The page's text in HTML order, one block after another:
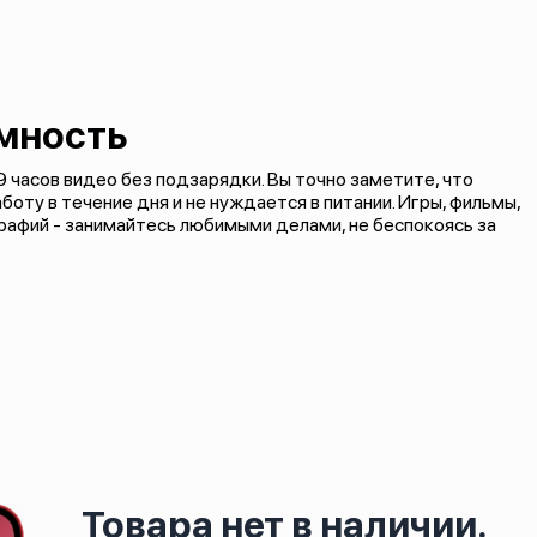
видео без подзарядки. Вы точно заметите, что
в течение дня и не нуждается в питании. Игры, фильмы,
- занимайтесь любимыми делами, не беспокоясь за
Товара нет в наличии.